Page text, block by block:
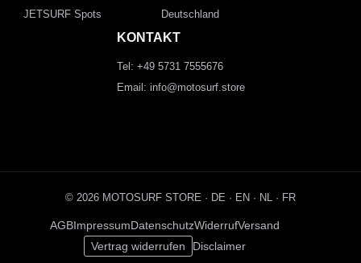
JETSURF Spots
Deutschland
KONTAKT
Tel: +49 5731 7555676
Email: info@motosurf.store
© 2026 MOTOSURF STORE · DE · EN · NL · FR
AGBImpressumDatenschutzWiderrufVersand
Vertrag widerrufen
Disclaimer